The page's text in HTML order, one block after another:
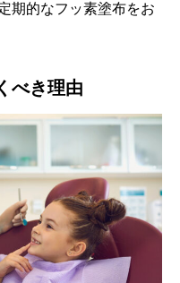
期的なフッ素塗布をお
べき理由